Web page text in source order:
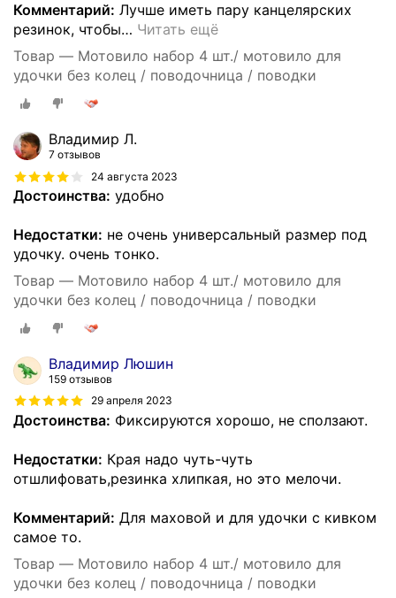
Комментарий: Лучше иметь пару канцелярских
резинок, чтобы… Читать ещё
Товар — Мотовило набор 4 шт./ мотовило для
удочки без колец / поводочница / поводки
Владимир Л.
7 отзывов
24 августа 2023
Достоинства: удобно
Недостатки: не очень универсальный размер под
удочку. очень тонко.
Товар — Мотовило набор 4 шт./ мотовило для
удочки без колец / поводочница / поводки
Владимир Люшин
159 отзывов
29 апреля 2023
Достоинства: Фиксируются хорошо, не сползают.
Недостатки: Края надо чуть-чуть
отшлифовать,резинка хлипкая, но это мелочи.
Комментарий: Для маховой и для удочки с кивком
самое то.
Товар — Мотовило набор 4 шт./ мотовило для
удочки без колец / поводочница / поводки